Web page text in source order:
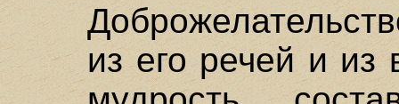
из его речей и из